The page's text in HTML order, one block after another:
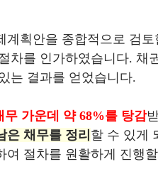
계획안을 종합적으로 검
차를 인가하였습니다. 채
는 결과를 얻었습니다.
무 가운데 약 68%를 탕감
은 채무를 정리 할 수 있게
여 절차를 원활하게 진행